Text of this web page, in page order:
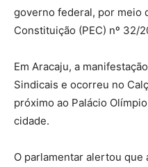
governo federal, por meio
Constituição (PEC) nº 32/
Em Aracaju, a
Sindicais e ocorreu no
próximo ao Palácio
cidade.
O parlamentar alertou que